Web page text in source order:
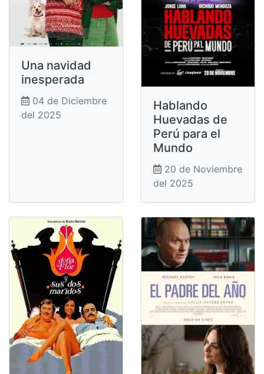
Una navidad
inesperada
04 de Diciembre
del 2025
Hablando
Huevadas de
Perú para el
Mundo
20 de Noviembre
del 2025